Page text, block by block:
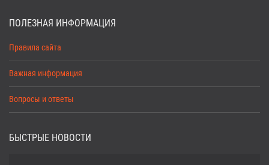
ПОЛЕЗНАЯ ИНФОРМАЦИЯ
Правила сайта
Важная информация
Вопросы и ответы
БЫСТРЫЕ НОВОСТИ